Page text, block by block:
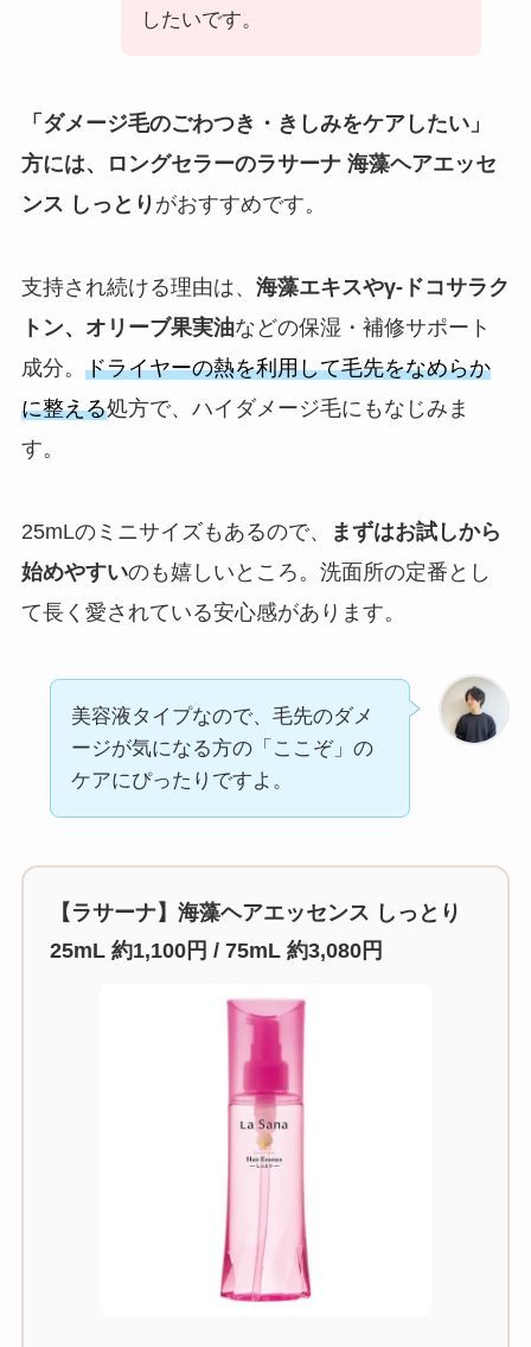
したいです。
「ダメージ毛のごわつき・きしみをケアしたい」
方には、ロングセラーのラサーナ 海藻ヘアエッセ
ンス しっとり がおすすめです。
支持され続ける理由は、 海藻エキスやγ-ドコサラク
トン、オリーブ果実油などの保湿・補修サポート
成分。 ドライヤーの熱を利用して毛先をなめらか
に整える処方で、ハイダメージ毛にもなじみま
す。
25mLのミニサイズもあるので、
まずはお試しから
始めやすいのも嬉しいところ。洗面所の定番とし
て長く愛されている安心感があります。
美容液タイプなので、毛先のダメ
ージが気になる方の「ここぞ」の
ケアにぴったりですよ。
【ラサーナ】海藻ヘアエッセンス しっとり
25mL 約1,100円 / 75mL 約3,080円